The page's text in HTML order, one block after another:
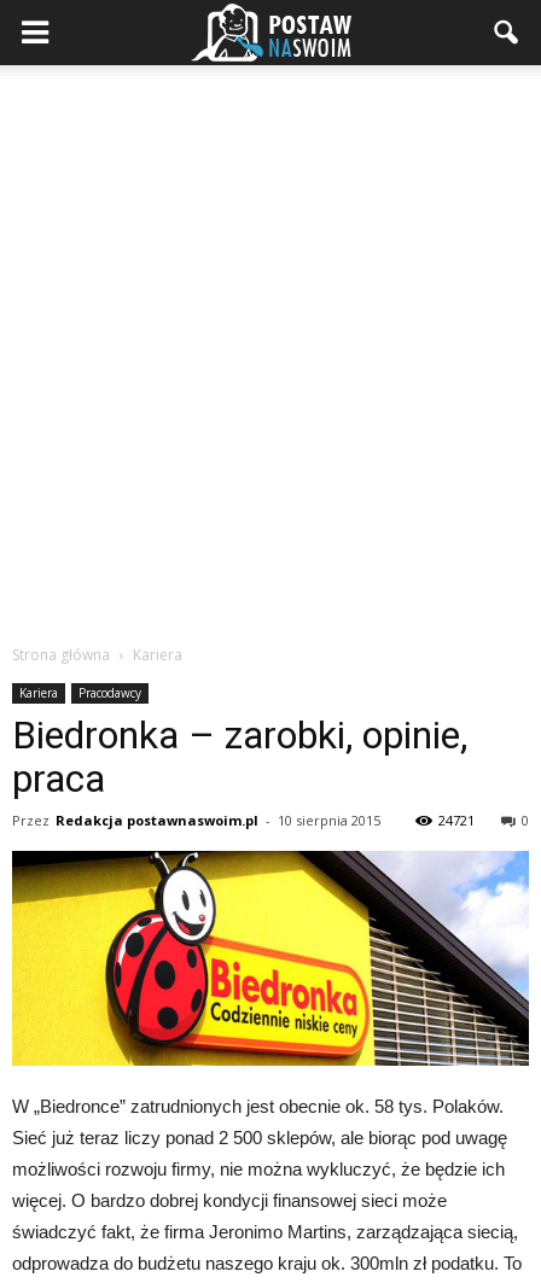
Strona główna Kariera
Kariera Pracodawcy
Biedronka – zarobki, opinie,
praca
Przez Redakcja postawnaswoim.pl - 10 sierpnia 2015 0
24721
W „Biedronce” zatrudnionych jest obecnie ok. 58 tys. Polaków.
Sieć już teraz liczy ponad 2 500 sklepów, ale biorąc pod uwagę
możliwości rozwoju firmy, nie można wykluczyć, że będzie ich
więcej. O bardzo dobrej kondycji finansowej sieci może
świadczyć fakt, że firma Jeronimo Martins, zarządzająca siecią,
odprowadza do budżetu naszego kraju ok. 300mln zł podatku. To